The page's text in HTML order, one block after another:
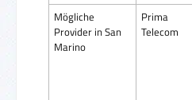
Mögliche
Provider in San
Marino
Prima
Telecom